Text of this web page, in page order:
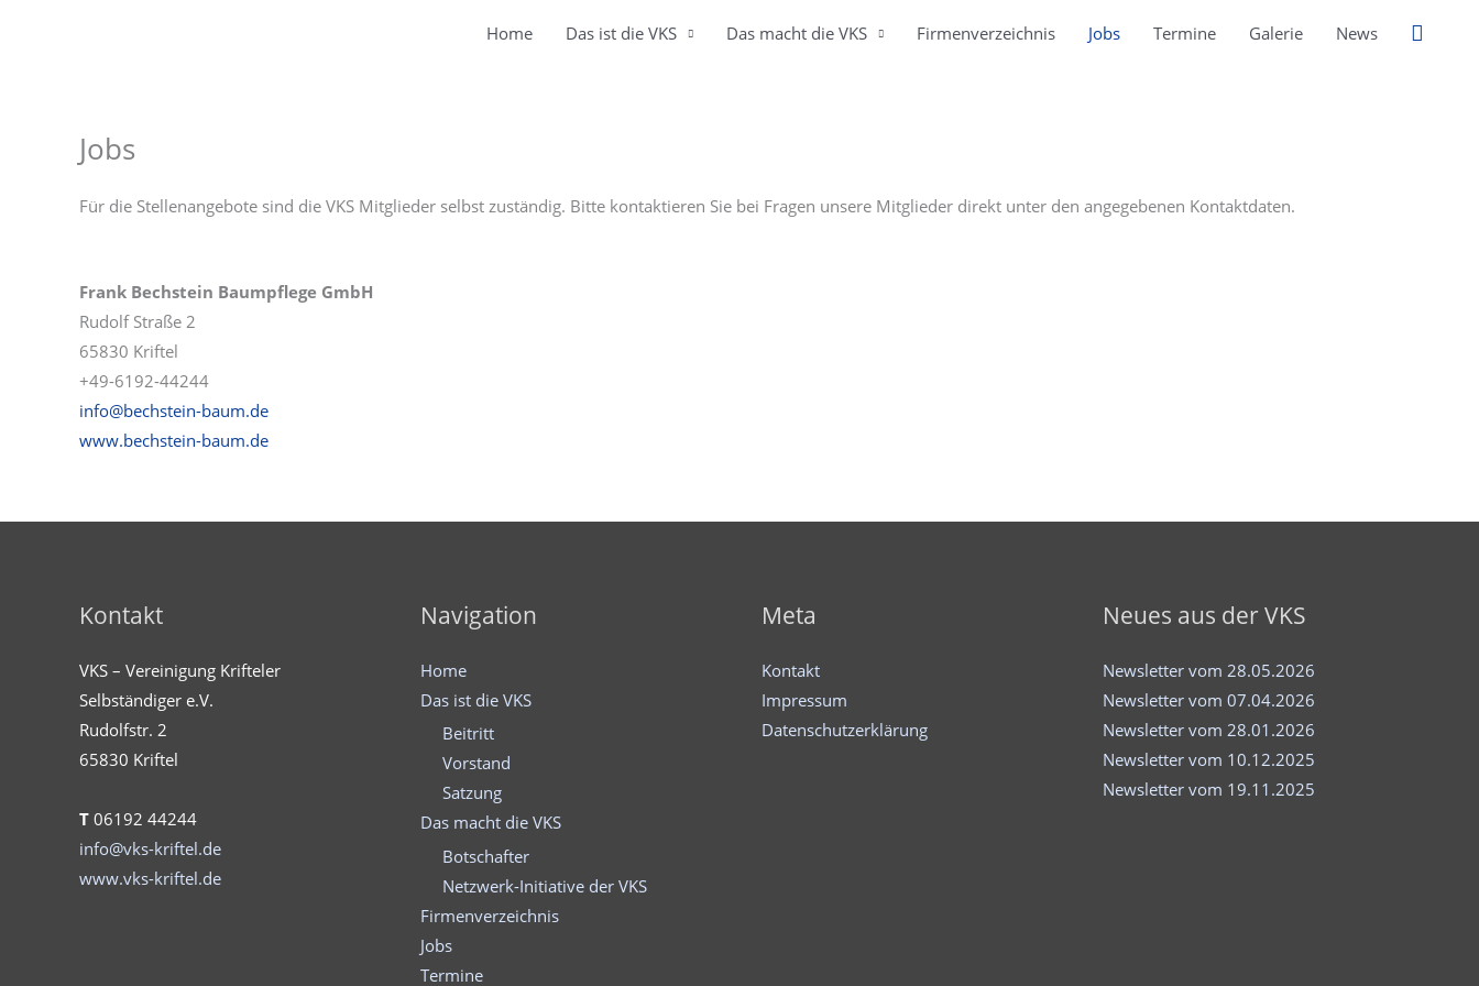
Home Das ist die VKS Das macht die VKS Firmenverzeichnis Jobs Termine Galerie News
Jobs
Für die Stellenangebote sind die VKS Mitglieder selbst zuständig. Bitte kontaktieren Sie bei Fragen unsere Mitglieder direkt unter den angegebenen Kontaktdaten.
Frank Bechstein Baumpflege GmbH
Rudolf Straße 2
65830 Kriftel
+49-6192-44244
info@bechstein-baum.de
www.bechstein-baum.de
Kontakt
VKS – Vereinigung Krifteler
Selbständiger e.V.
Rudolfstr. 2
65830 Kriftel
T 06192 44244
info@vks-kriftel.de
www.vks-kriftel.de
Navigation
Home
Das ist die VKS
Beitritt
Vorstand
Satzung
Das macht die VKS
Botschafter
Netzwerk-Initiative der VKS
Firmenverzeichnis
Jobs
Termine
Meta
Kontakt
Impressum
Datenschutzerklärung
Neues aus der VKS
Newsletter vom 28.05.2026
Newsletter vom 07.04.2026
Newsletter vom 28.01.2026
Newsletter vom 10.12.2025
Newsletter vom 19.11.2025